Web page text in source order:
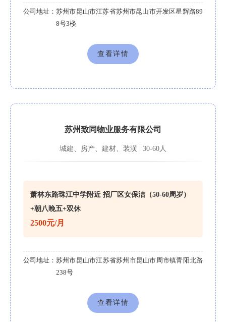
公司地址： 苏州市昆山市江苏省苏州市昆山市开发区星辉路89
8号3楼
查看详情
苏州致同物业服务有限公司
城建、房产、建材、装潢 | 30-60人
萧林东路珠江中学附近 招厂区女保洁（50-60周岁）
+朝八晚五+双休
2500元/月
公司地址： 苏州市昆山市江苏省苏州市昆山市周市镇青阳北路
238号
查看详情